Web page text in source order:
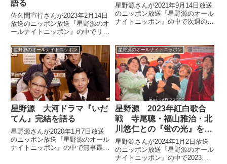
語る
佐久間宣行さんが2023年2月14日
放送のニッポン放送『星野源のオ
ールナイトニッポン』の中でリス
さんで番組を作るとしたら？」と
いう質問に対して「星野源さんに
喜劇作家役をしてほしい」と話し
ていました。
星野源さんが2021年9月14日放送
のニッポン放送『星野源のオール
ナイトニッポン』の中で次週のゲ
星野源のオールナイトニッポン
星野源 大河ドラマ『いだ
てん』完結を語る
星野源さんが2020年1月7日放送
のニッポン放送『星野源のオール
ナイトニッポン』の中で無事最終
星野源のオールナイトニッポン
星野源 2023年紅白歌合
戦 寺尾聰・福山雅治・北
川悠仁との『蛍の光』を語
る
星野源さんが2024年1月2日放送
のニッポン放送『星野源のオール
ナイトニッポン』の中で2023年